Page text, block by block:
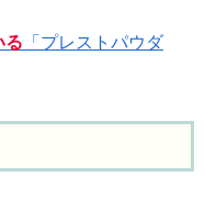
る 「プレストパウダ